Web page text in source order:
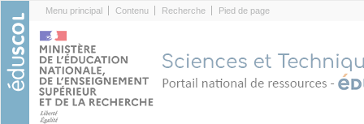
Menu principal Contenu Recherche Pied de page